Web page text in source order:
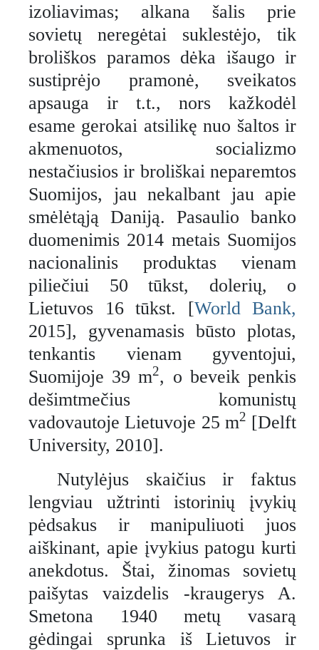
izoliavimas; alkana šalis prie
sovietų neregėtai suklestėjo, tik
broliškos paramos dėka išaugo ir
sustiprėjo pramonė, sveikatos
apsauga ir t.t., nors kažkodėl
esame gerokai atsilikę nuo šaltos ir
akmenuotos, socializmo
nestačiusios ir broliškai neparemtos
Suomijos, jau nekalbant jau apie
smėlėtąją Daniją. Pasaulio banko
duomenimis 2014 metais Suomijos
nacionalinis produktas vienam
piliečiui 50 tūkst, dolerių, o
Lietuvos 16 tūkst. [World Bank,
2015], gyvenamasis būsto plotas,
tenkantis vienam gyventojui,
Suomijoje 39 m2, o beveik penkis
dešimtmečius komunistų
vadovautoje Lietuvoje 25 m2 [Delft
University, 2010].
Nutylėjus skaičius ir faktus
lengviau užtrinti istorinių įvykių
pėdsakus ir manipuliuoti juos
aiškinant, apie įvykius patogu kurti
anekdotus. Štai, žinomas sovietų
paišytas vaizdelis -kraugerys A.
Smetona 1940 metų vasarą
gėdingai sprunka iš Lietuvos ir